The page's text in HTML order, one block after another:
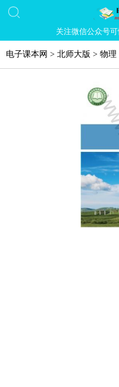
关注微信公众号
电子课本网 > 北师大版 > 物理